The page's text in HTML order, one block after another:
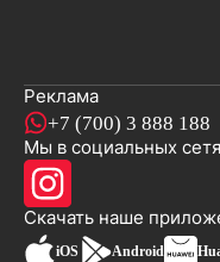
Реклама
+7 (700) 3 888 188
Мы в социальных
Скачать наше
iOS Android